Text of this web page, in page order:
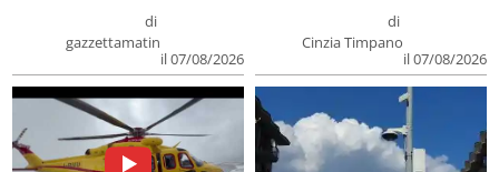
di
gazzettamatin
il 07/08/2026
di
Cinzia Timpano
il 07/08/2026